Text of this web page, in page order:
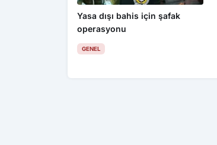
Yasa dışı bahis için şafak
operasyonu
GENEL